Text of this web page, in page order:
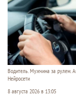
Водитель. Мужчина за рулем.
Нейросети
8 августа 2026 в 13:05